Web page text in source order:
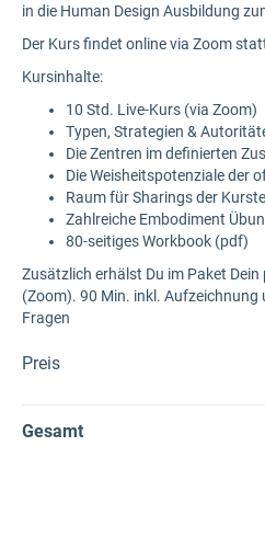
in die Human Design Ausbildung
Der Kurs findet online via Zoom
Kursinhalte:
10 Std. Live-Kurs (via Zoom)
Typen, Strategien &
Die Zentren im definierten
Die Weisheitspotenziale der
Raum für Sharings der
Zahlreiche Embodiment
80-seitiges Workbook (pdf)
Zusätzlich erhälst Du im Paket
(Zoom). 90 Min. inkl. Aufzeichnung
Fragen
Preis
Gesamt